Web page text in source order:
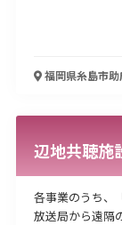
福岡県糸島市助
辺地共聴施
各事業のうち、
放送局から遠隔